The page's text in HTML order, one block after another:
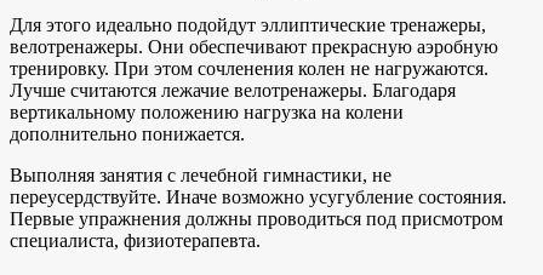
Для этого идеально подойдут эллиптические тренажеры,
велотренажеры. Они обеспечивают прекрасную аэробную
тренировку. При этом сочленения колен не нагружаются.
Лучше считаются лежачие велотренажеры. Благодаря
вертикальному положению нагрузка на колени
дополнительно понижается.
Выполняя занятия с лечебной гимнастики, не
переусердствуйте. Иначе возможно усугубление состояния.
Первые упражнения должны проводиться под присмотром
специалиста, физиотерапевта.